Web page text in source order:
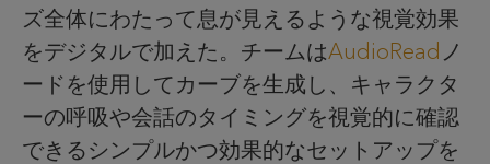
ズ全体にわたって息が見えるような視覚効果
をデジタルで加えた。チームはAudioRead ノ
ードを使用してカーブを生成し、キャラクタ
ーの呼吸や会話のタイミングを視覚的に確認
できるシンプルかつ効果的なセットアップを